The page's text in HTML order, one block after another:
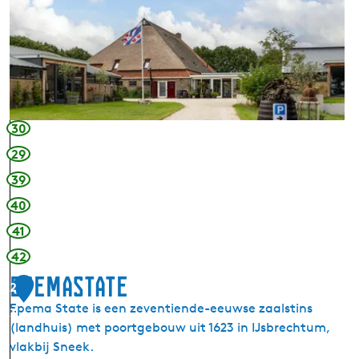
D
T
h
a
b
o
r
h
o
e
v
e
30
29
39
40
41
42
2
3
Epemastate
Epema State is een zeventiende-eeuwse zaalstins
(landhuis) met poortgebouw uit 1623 in IJsbrechtum,
vlakbij Sneek.